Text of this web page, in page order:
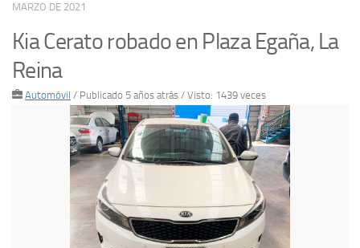
MARZO DE 2021
Kia Cerato robado en Plaza Egaña, La
Reina
Automóvil / Publicado 5 años atrás / Visto: 1439 veces